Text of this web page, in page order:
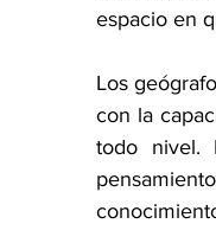
espacio en
Los
con la
todo nivel.